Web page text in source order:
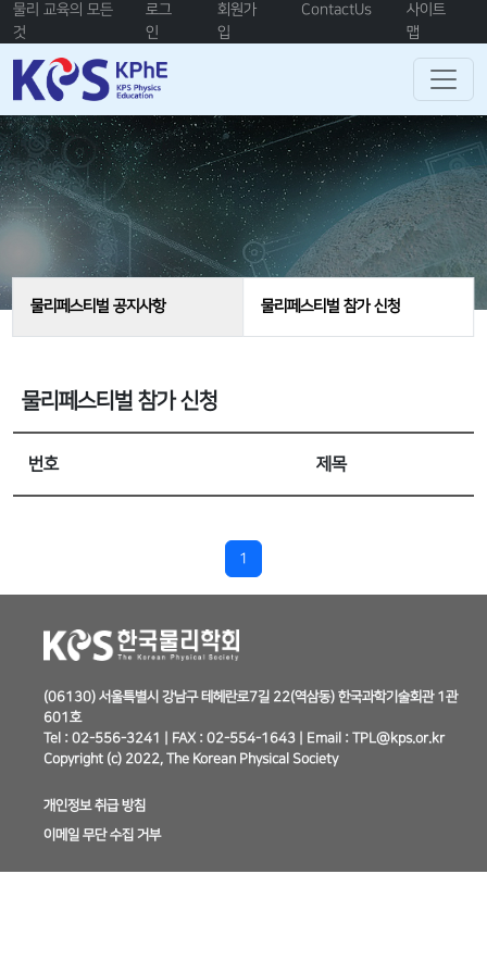
물리 교육의 모든
것
로그
인
회원가
입
ContactUs
사이트
맵
물리페스티벌 공지사항 물리페스티벌 참가 신청
물리페스티벌 참가 신청
번호 제목
1
(06130) 서울특별시 강남구 테헤란로7길 22(역삼동) 한국과학기술회관 1관
601호
Tel : 02-556-3241 | FAX : 02-554-1643 | Email : TPL@kps.or.kr
Copyright (c) 2022, The Korean Physical Society
개인정보 취급 방침
이메일 무단 수집 거부